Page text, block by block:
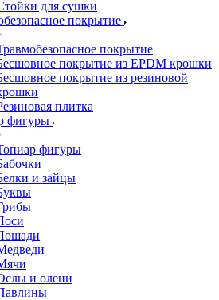
для сушки
покрытие
покрытие
покрытие из EPDM крошки
покрытие из резиновой
плитка
фигуры
фигуры
и зайцы
и олени